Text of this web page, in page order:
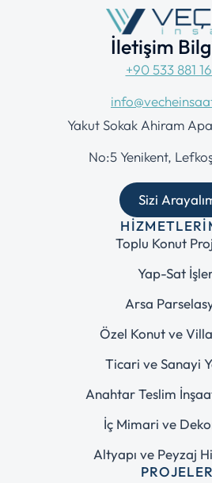
İletişim
+90 533 881
Yakut Sokak Ahiram
No:5 Yenikent,
Sizi
Toplu Konut
Yap-Sat
Arsa
Özel Konut ve
Ticari ve Sanayi
Anahtar Teslim
İç Mimari ve
Altyapı ve Peyzaj
PROJELER